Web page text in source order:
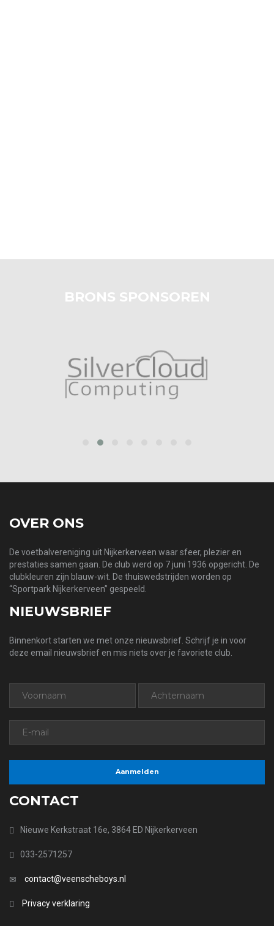
BRONS SPONSOREN
OVER ONS
De voetbalvereniging uit Nijkerkerveen waar sfeer, plezier en
prestaties samen gaan. De club werd op 7 juni 1936 opgericht. De
clubkleuren zijn blauw-wit. De thuiswedstrijden worden op
“Sportpark Nijkerkerveen” gespeeld.
NIEUWSBRIEF
Binnenkort starten we met onze nieuwsbrief. Schrijf je in voor
deze email nieuwsbrief en mis niets over je favoriete club.
CONTACT
Nieuwe Kerkstraat 16e, 3864 ED Nijkerkerveen
033-2571257
contact@veenscheboys.nl
Privacy verklaring